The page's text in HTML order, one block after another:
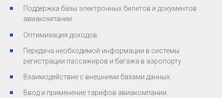
Поддержка базы электронных билетов и документов
авиакомпании.
Оптимизация доходов.
Передача необходимой информации в системы
регистрации пассажиров и багажа в аэропорту.
Взаимодействие с внешними базами данных.
Ввод и применение тарифов авиакомпании.